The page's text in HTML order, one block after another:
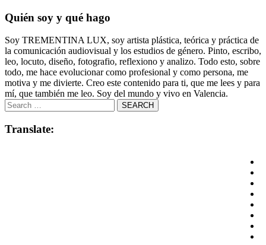
Quién soy y qué hago
Soy TREMENTINA LUX, soy artista plástica, teórica y práctica de
la comunicación audiovisual y los estudios de género. Pinto, escribo,
leo, locuto, diseño, fotografio, reflexiono y analizo. Todo esto, sobre
todo, me hace evolucionar como profesional y como persona, me
motiva y me divierte. Creo este contenido para ti, que me lees y para
mí, que también me leo. Soy del mundo y vivo en Valencia.
Translate: